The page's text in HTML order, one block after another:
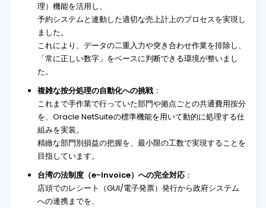
理）機能を活用し、
予約システムと連動した適切な売上計上のプロセスを実現し
ました。
これにより、データの二重入力や突き合わせ作業を排除し、
「常に正しい数字」をベースに判断できる環境が整いまし
た。
複雑な按分処理の自動化への挑戦 ：
これまで手作業で行っていた部門や拠点ごとの共通費用按分
を、Oracle NetSuiteの標準機能を用いて動的に処理する仕
組みを実装。
精緻な部門別損益の把握を、最小限の工数で実現することを
目指しています。
台湾の法制度（e-Invoice）への完全対応 ：
店頭でのレシート（GUI/電子発票）発行から政府システム
への連携までを、